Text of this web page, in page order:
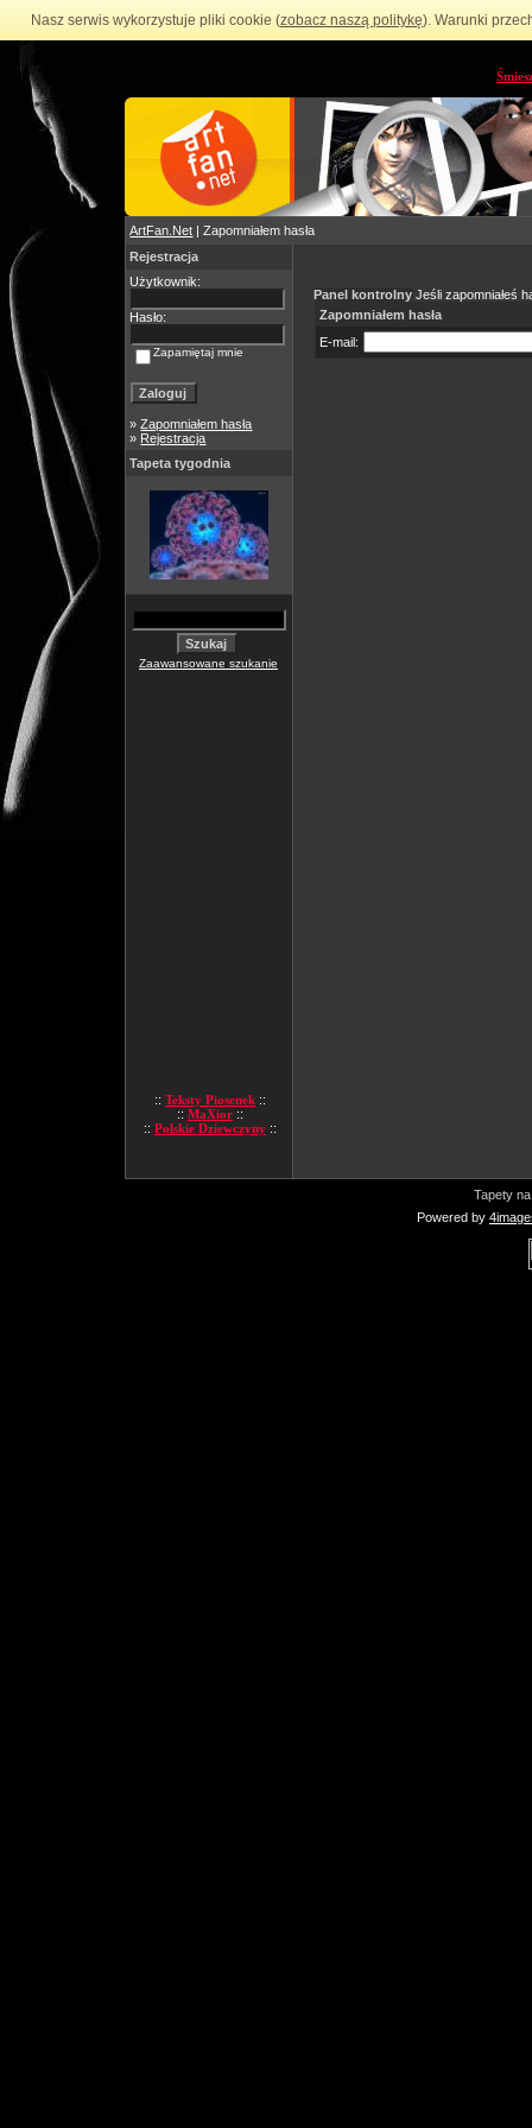
Nasz serwis wykorzystuje pliki cookie (zobacz naszą politykę). Warunki
ArtFan.Net | Zapomniałem hasła
Rejestracja
Użytkownik:
Hasło:
Zapamiętaj mnie
»Zapomniałem hasła
» Rejestracja
Tapeta tygodnia
Zaawansowane szukanie
:: Teksty Piosenek ::
:: MaXior ::
:: Polskie Dziewczyny ::
Panel kontrolny Jeśli zapomniałeś
Zapomniałem hasła
E-mail:
Tapety
Powered by